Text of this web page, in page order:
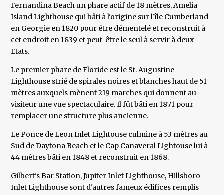
Fernandina Beach un phare actif de 18 mètres, Amelia
Island Lighthouse qui bâti à l'origine sur l'île Cumberland
en Georgie en 1820 pour être démentelé et reconstruit à
cet endroit en 1839 et peut-être le seul à servir à deux
Etats.
Le premier phare de Floride est le St. Augustine
Lighthouse strié de spirales noires et blanches haut de 51
mètres auxquels mènent 219 marches qui donnent au
visiteur une vue spectaculaire. Il fût bâti en 1871 pour
remplacer une structure plus ancienne.
Le Ponce de Leon Inlet Lightouse culmine à 53 mètres au
Sud de Daytona Beach et le Cap Canaveral Lightouse lui à
44 mètres bâti en 1848 et reconstruit en 1868.
Gilbert's Bar Station, Jupiter Inlet Lighthouse, Hillsboro
Inlet Lighthouse sont d'autres fameux édifices remplis